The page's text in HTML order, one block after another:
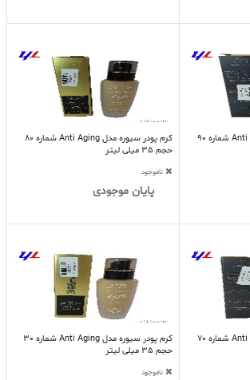
کرم پودر سیوره مدل Anti Aging شماره 90
کرم پودر سیوره مدل Anti Aging شماره 80
حجم 35 میلی لیتر
ناموجود
پایان موجودی
کرم پودر سیوره مدل Anti Aging شماره 70
کرم پودر سیوره مدل Anti Aging شماره 30
حجم 35 میلی لیتر
ناموجود